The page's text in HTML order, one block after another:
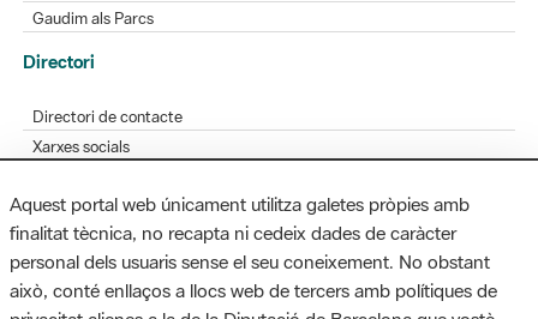
Gaudim als Parcs
Directori
Directori de contacte
Xarxes socials
Bústia de suggeriments
Opineu sobre els parcs
Aquest portal web únicament utilitza galetes pròpies amb
finalitat tècnica, no recapta ni cedeix dades de caràcter
personal dels usuaris sense el seu coneixement. No obstant
això, conté enllaços a llocs web de tercers amb polítiques de